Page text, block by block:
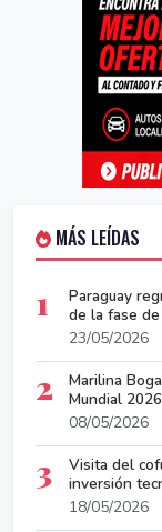
MÁS LEÍDAS
1
Paraguay
de la fase
23/05/2026
2
Marilina
Mundial 2026
08/05/2026
3
Visita del
inversión
18/05/2026